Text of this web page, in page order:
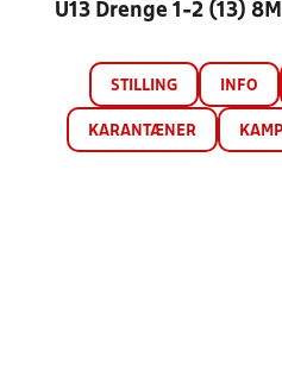
U13 Drenge 1-2 (13)
STILLING INFO
KARANTÆNER